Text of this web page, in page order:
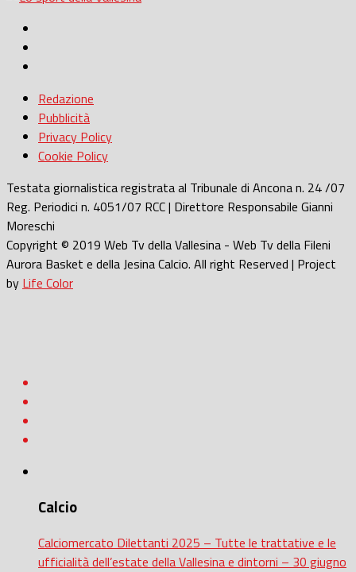
Redazione
Pubblicità
Privacy Policy
Cookie Policy
Testata giornalistica registrata al Tribunale di Ancona n. 24 /07
Reg. Periodici n. 4051/07 RCC | Direttore Responsabile Gianni
Moreschi
Copyright © 2019 Web Tv della Vallesina - Web Tv della Fileni
Aurora Basket e della Jesina Calcio. All right Reserved | Project
by Life Color
Calcio
Calciomercato Dilettanti 2025 – Tutte le trattative e le
ufficialità dell’estate della Vallesina e dintorni – 30 giugno